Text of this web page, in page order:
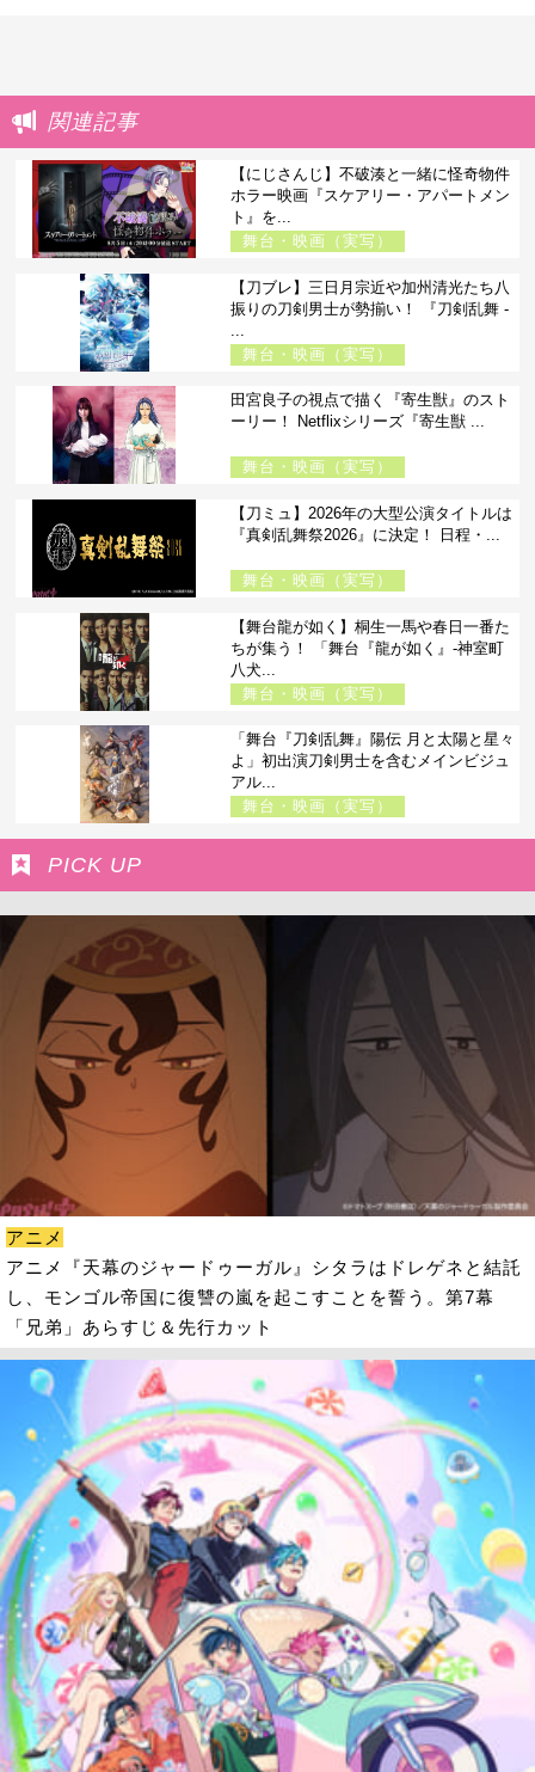
関連記事
【にじさんじ】不破湊と一緒に怪奇物件
ホラー映画『スケアリー・アパートメン
ト』を...
舞台・映画（実写）
【刀ブレ】三日月宗近や加州清光たち八
振りの刀剣男士が勢揃い！ 『刀剣乱舞 -
舞台・映画（実写）
田宮良子の視点で描く『寄生獣』のスト
ーリー！ Netflixシリーズ『寄生獣 ...
舞台・映画（実写）
【刀ミュ】2026年の大型公演タイトルは
『真剣乱舞祭2026』に決定！ 日程・...
舞台・映画（実写）
【舞台龍が如く】桐生一馬や春日一番た
ちが集う！ 「舞台『龍が如く』-神室町
八犬...
舞台・映画（実写）
「舞台『刀剣乱舞』陽伝 月と太陽と星々
よ」初出演刀剣男士を含むメインビジュ
アル...
舞台・映画（実写）
PICK UP
アニメ
アニメ『天幕のジャードゥーガル』シタラはドレゲネと結託
し、モンゴル帝国に復讐の嵐を起こすことを誓う。第7幕
「兄弟」あらすじ＆先行カット